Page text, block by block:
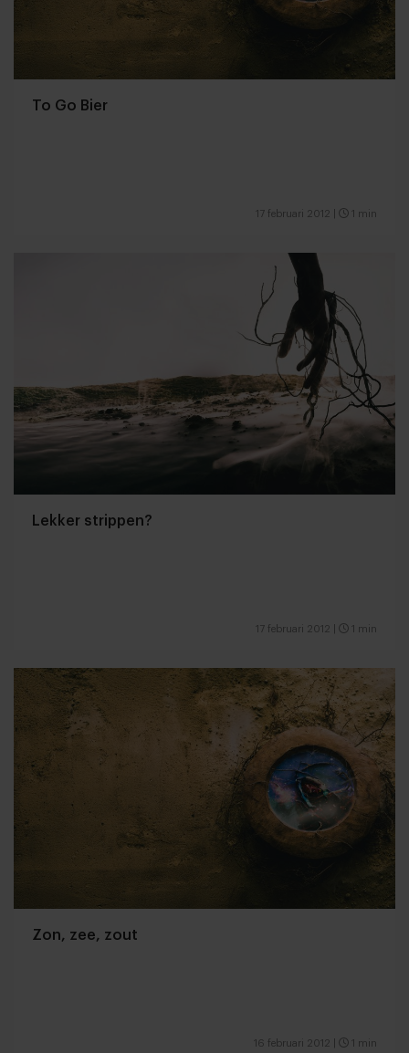
To Go Bier
17 februari 2012 1 min
Lekker strippen?
17 februari 2012 1 min
Zon, zee, zout
16 februari 2012 1 min